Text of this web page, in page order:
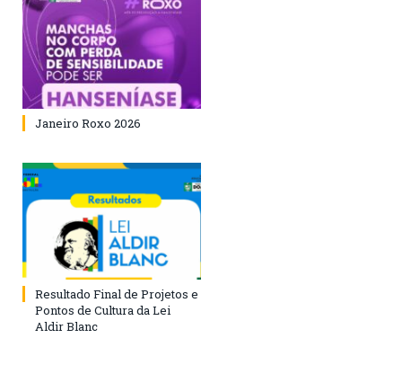
Janeiro Roxo 2026
Resultado Final de Projetos e
Pontos de Cultura da Lei
Aldir Blanc